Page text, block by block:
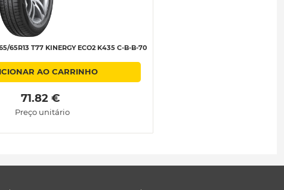
65R13 T77 KINERGY ECO2 K435 C-B-B-70
AO CARRINHO
71.82 €
Preço unitário